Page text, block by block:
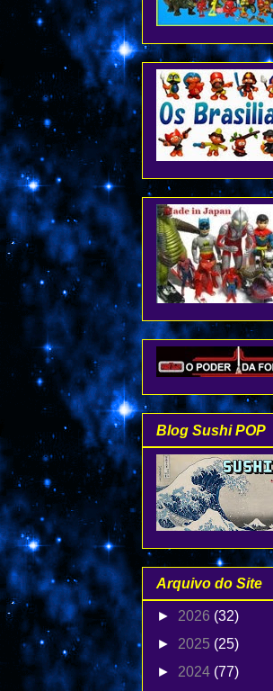
Blog Sushi POP
Arquivo do Site
► 2026 (32)
► 2025 (25)
► 2024 (77)